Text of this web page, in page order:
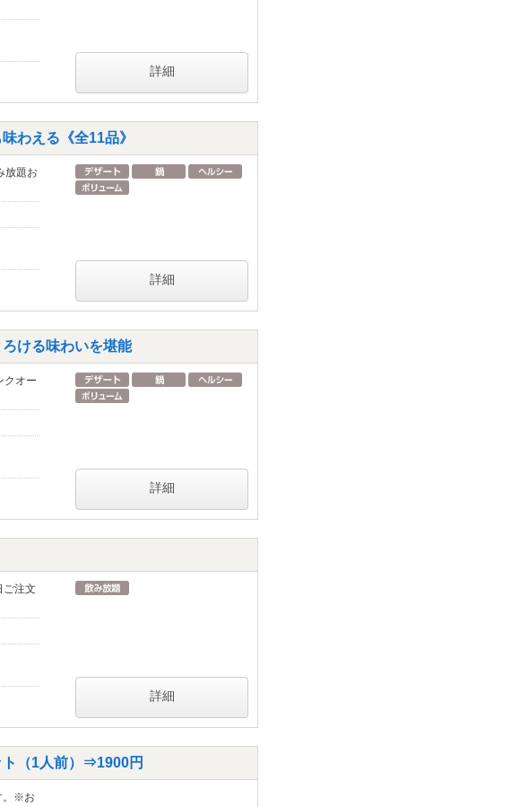
詳細
わえる《全11品》
放題お
詳細
ける味わいを堪能
クオー
詳細
ご注文
詳細
（1人前）⇒1900円
。※お